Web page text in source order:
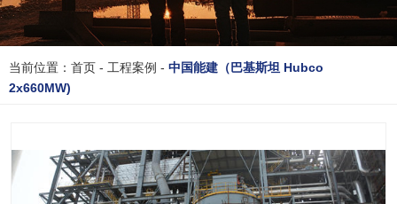
当前位置：首页 - 工程案例 - 中国能建（巴基斯坦 Hubco
2x660MW)